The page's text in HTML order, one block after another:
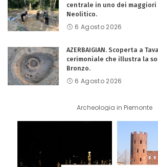
centrale in uno dei
Neolitico.
6 Agosto 2026
AZERBAIGIAN. Scoperta a
cerimoniale che illustra la
Bronzo.
6 Agosto 2026
Archeologia in Piemonte